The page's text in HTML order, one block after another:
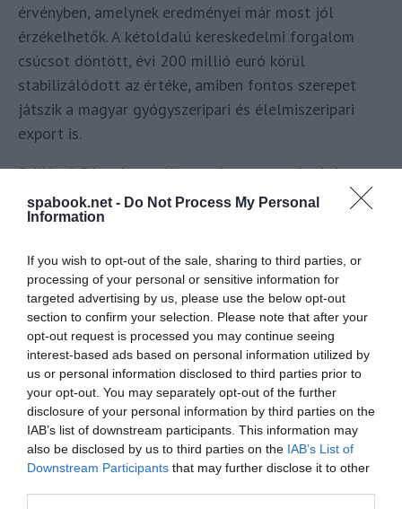
spabook.net - Do Not Process My Personal
Information
If you wish to opt-out of the sale, sharing to third parties, or
processing of your personal or sensitive information for
targeted advertising by us, please use the below opt-out
section to confirm your selection. Please note that after your
opt-out request is processed you may continue seeing
interest-based ads based on personal information utilized by
us or personal information disclosed to third parties prior to
your opt-out. You may separately opt-out of the further
disclosure of your personal information by third parties on the
IAB’s list of downstream participants. This information may
also be disclosed by us to third parties on the IAB’s List of
Downstream Participants that may further disclose it to other
érvényben, amelynek eredményei már most jól
érzékelhetők. A kétoldalú kereskedelmi forgalom
csúcsot döntött, évi 200 millió euró körül
stabilizálódott az értéke, amiben fontos szerepet
játszik a magyar gyógyszeripari és élelmiszeripari
export is.
Szijjártó Péter hangsúlyozta, hogy a gazdasági
kapcsolatok további fejlődésének újabb lendületet
adhat a vámmentességi megállapodás kiterjesztése
továbbá arra is, hogy a hazai cégek bizalmát
nagymértékben erősíti, hogy a legnagyobb magyar
bank, az OTP a moldovai pénzügyi piac egyik
legfontosabb szereplőjévé vált mára.
Illetve szavai szerint az is jelentősen segítheti a
gazdasági együttműködést Magyarország és
Moldávia között, hogy:
a WizzAir hamarosan újraindítja a
járatát Budapest és Chisinau között.